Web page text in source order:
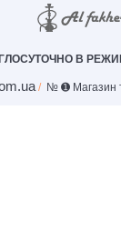
В
№ ➊ Магазин